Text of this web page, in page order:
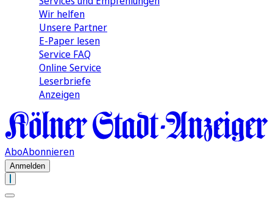
Wir helfen
Unsere Partner
E-Paper lesen
Service FAQ
Online Service
Leserbriefe
Anzeigen
AboAbonnieren
Anmelden